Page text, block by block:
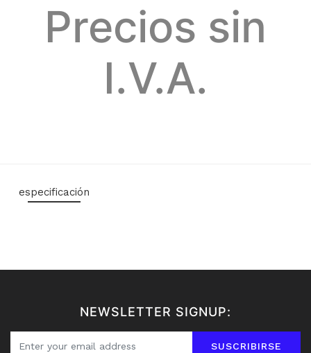
Precios sin
I.V.A.
especificación
NEWSLETTER SIGNUP:
SUSCRIBIRSE